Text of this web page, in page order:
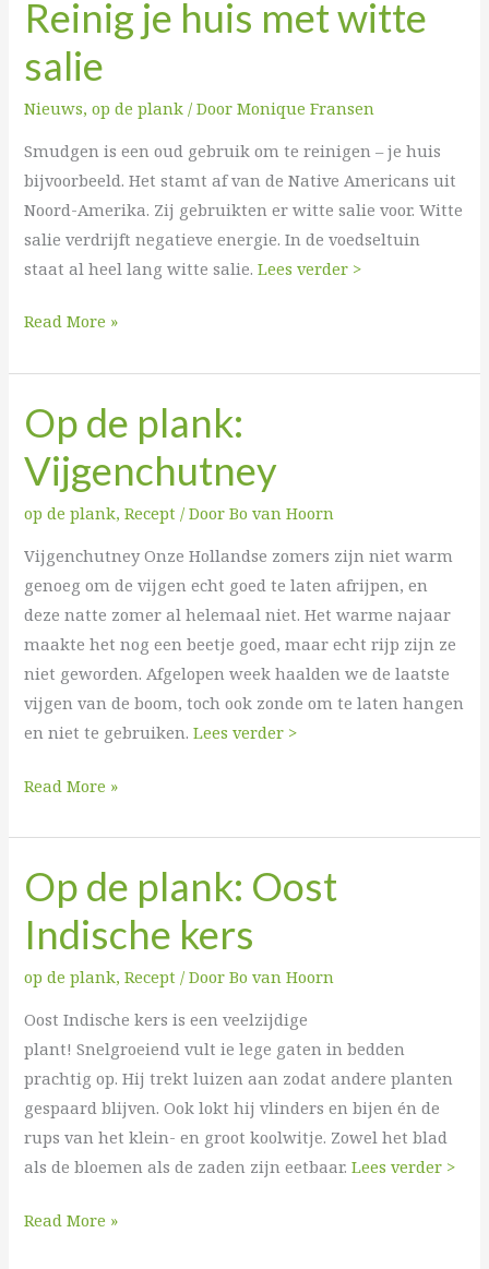
Reinig je huis met witte
salie
Nieuws,op de plank / DoorMonique Fransen
Smudgen is een oud gebruik om te reinigen – je huis
bijvoorbeeld. Het stamt af van de Native Americans uit
Noord-Amerika. Zij gebruikten er witte salie voor. Witte
salie verdrijft negatieve energie. In de voedseltuin
staat al heel lang witte salie.Lees verder >
Read More »
Op de plank:
Vijgenchutney
op de plank,Recept / DoorBo van Hoorn
Vijgenchutney Onze Hollandse zomers zijn niet warm
genoeg om de vijgen echt goed te laten afrijpen, en
deze natte zomer al helemaal niet. Het warme najaar
maakte het nog een beetje goed, maar echt rijp zijn ze
niet geworden. Afgelopen week haalden we de laatste
vijgen van de boom, toch ook zonde om te laten hangen
en niet te gebruiken.Lees verder >
Op
de
plank:
Vijgenchutney
Read More »
Op de plank: Oost
Indische kers
op de plank,Recept / DoorBo van Hoorn
Oost Indische kers is een veelzijdige
plant! Snelgroeiend vult ie lege gaten in bedden
prachtig op. Hij trekt luizen aan zodat andere planten
gespaard blijven. Ook lokt hij vlinders en bijen én de
rups van het klein- en groot koolwitje. Zowel het blad
als de bloemen als de zaden zijn eetbaar.Lees verder >
Op
de
plank:
Indische
kers
Read More »